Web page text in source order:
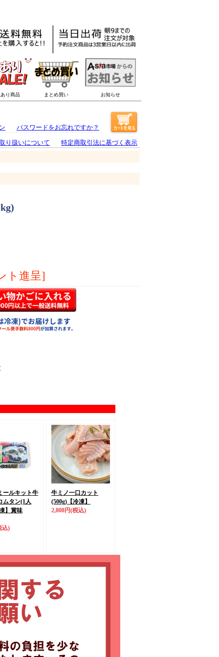
パスワードをお忘れですか？
り扱いについて 特定商取引法に基づく表示
ト進呈]
ールキット牛
ムタン(1人
】 賞味
込)
牛ミノ一口カット
(500g) 【冷凍】
2,808円(税込)